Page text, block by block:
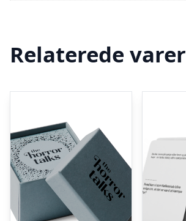
Relaterede varer